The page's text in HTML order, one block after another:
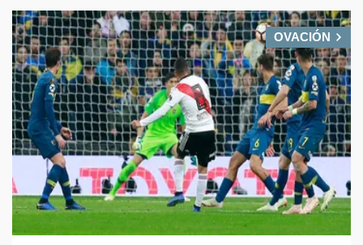
OVACIÓN